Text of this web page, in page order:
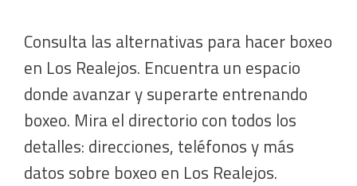
Consulta las alternativas para hacer boxeo
en Los Realejos. Encuentra un espacio
donde avanzar y superarte entrenando
boxeo. Mira el directorio con todos los
detalles: direcciones, teléfonos y más
datos sobre boxeo en Los Realejos.